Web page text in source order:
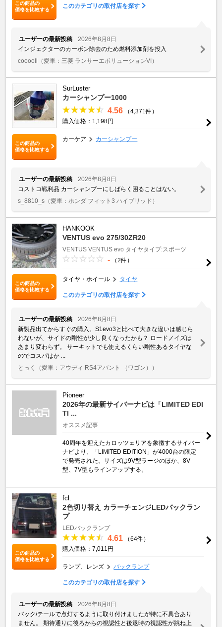
この商品の
価格を比較する
このカテゴリの取付店を探す
ユーザーの最新投稿
2026年8月8日
インジェクターのカーボン除去のため燃料添加剤を投入
cooooll （愛車：三菱 ランサーエボリューションVI）
この商品の
価格を比較する
SurLuster
カーシャンプー1000
4.56
（4,371件）
購入価格：1,198円
カーケア カーシャンプー
ユーザーの最新投稿
2026年8月8日
コストコ戦利品 カーシャンプーにしばらく困ることはない。
s_8810_s （愛車：ホンダ フィット3 ハイブリッド）
この商品の
価格を比較する
HANKOOK
VENTUS evo 275/30ZR20
VENTUS VENTUS evo タイヤタイプ:スポーツ
- （2件）
タイヤ・ホイール タイヤ
このカテゴリの取付店を探す
ユーザーの最新投稿
2026年8月8日
新製品出てからすぐの購入。S1evo3と比べて大きな違いは感じら
れないが、サイドの剛性が少し良くなったかも？ ロードノイズは
あまり変わらず。 サーキットでも使えるくらい剛性あるタイヤな
のでコスパはか ...
とっく
（愛車：アウディ RS4アバント （ワゴン））
Pioneer
2026年の最新サイバーナビは「LIMITED EDI
TI ...
オススメ記事
40周年を迎えたカロッツェリアを象徴するサイバー
ナビより、「LIMITED EDITION」が4000台の限定
で発売された。サイズは9V型ラージのほか、8V
型、7V型もラインアップする。
この商品の
価格を比較する
fcl.
2色切り替え カラーチェンジLEDバックラン
プ
LEDバックランプ
4.61
（64件）
購入価格：7,011円
ランプ、レンズ バックランプ
このカテゴリの取付店を探す
ユーザーの最新投稿
2026年8月8日
バック/テールで点灯するように取り付けましたが特に不具合あり
ません。 期待通りに後ろからの視認性と後退時の視認性が跳ね上